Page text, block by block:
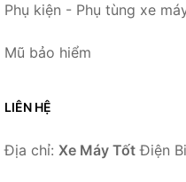
Phụ kiện - Phụ tùng xe
Mũ bảo hiểm
LIÊN HỆ
Địa chỉ: Xe Máy Tốt Điện